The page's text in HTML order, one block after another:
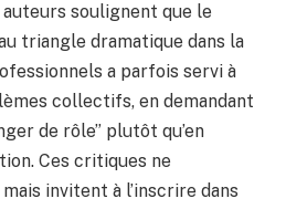
soulignent que le
triangle dramatique dans la
a parfois servi à
collectifs, en demandant
de rôle” plutôt qu’en
Ces critiques ne
invitent à l’inscrire dans